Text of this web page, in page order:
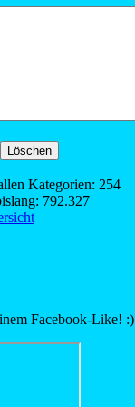
Kategorien: 254
792.327
Facebook-Like! :)